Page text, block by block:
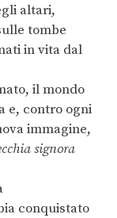
altari,
tombe
in vita dal
il mondo
e, contro ogni
immagine,
signora
conquistato